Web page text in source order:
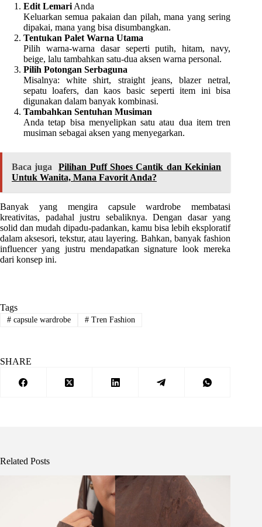
Edit Lemari Anda
Keluarkan semua pakaian dan pilah, mana yang sering
dipakai, mana yang bisa disumbangkan.
Tentukan Palet Warna Utama
Pilih warna-warna dasar seperti putih, hitam, navy,
beige, lalu tambahkan satu-dua aksen warna personal.
Pilih Potongan Serbaguna
Misalnya: white shirt, straight jeans, blazer netral,
sepatu loafers, dan kaos basic seperti item ini bisa
digunakan dalam banyak kombinasi.
Tambahkan Sentuhan Musiman
Anda tetap bisa menyelipkan satu atau dua item tren
musiman sebagai aksen yang menyegarkan.
Baca juga
Pilihan Puff Shoes Cantik dan Kekinian
Untuk Wanita, Mana Favorit Anda?
Banyak yang mengira capsule wardrobe membatasi
kreativitas, padahal justru sebaliknya. Dengan dasar yang
solid dan mudah dipadu-padankan, kamu bisa lebih eksploratif
dalam aksesori, tekstur, atau layering. Bahkan, banyak fashion
influencer yang justru mendapatkan signature look mereka
dari konsep ini.
Tags
#capsule wardrobe #Tren Fashion
SHARE
Related Posts